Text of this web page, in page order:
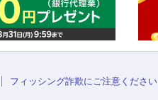
フィッシング詐欺にご注意ください